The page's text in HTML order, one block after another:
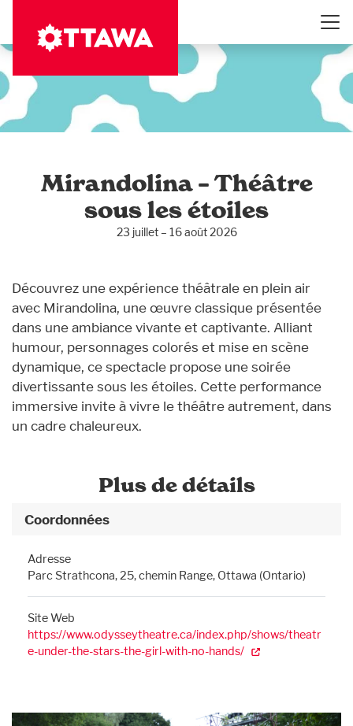
contenu
Mirandolina – Théâtre
sous les étoiles
23 juillet – 16 août 2026
Découvrez une expérience théâtrale en plein air
avec Mirandolina, une œuvre classique présentée
dans une ambiance vivante et captivante. Alliant
humour, personnages colorés et mise en scène
dynamique, ce spectacle propose une soirée
divertissante sous les étoiles. Cette performance
immersive invite à vivre le théâtre autrement, dans
un cadre chaleureux.
Plus de détails
Coordonnées
Adresse
Parc Strathcona, 25, chemin Range, Ottawa (Ontario)
Site Web
https://www.odysseytheatre.ca/index.php/shows/theatr
e-under-the-stars-the-girl-with-no-hands/